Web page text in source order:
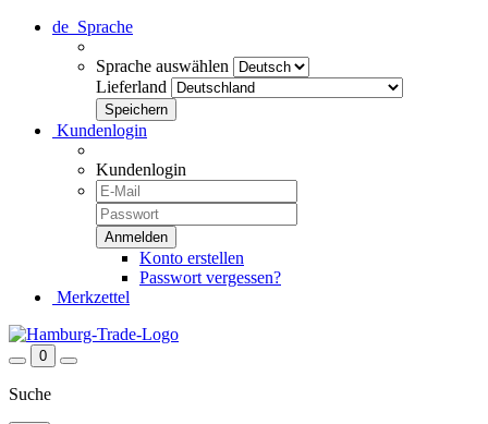
de Sprache
Sprache auswählen
Lieferland
Kundenlogin
Kundenlogin
Konto erstellen
Passwort vergessen?
Merkzettel
0
Suche